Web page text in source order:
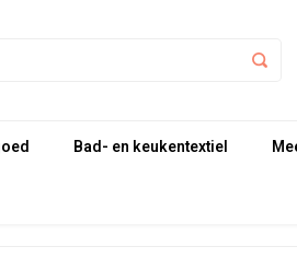
Bad- en keukentextiel